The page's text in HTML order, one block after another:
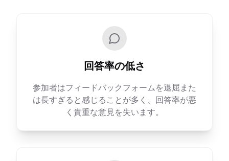
回答率の低さ
参加者はフィードバックフォームを退屈また
は長すぎると感じることが多く、回答率が悪
く貴重な意見を失います。